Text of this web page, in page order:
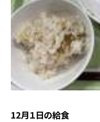
12月１日の給食